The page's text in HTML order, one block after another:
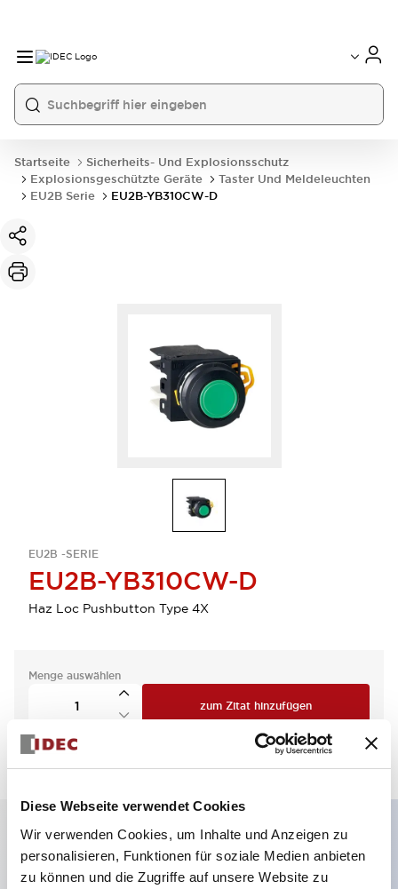
Diese Webseite verwendet Cookies
Wir verwenden Cookies, um Inhalte und Anzeigen zu
personalisieren, Funktionen für soziale Medien anbieten
zu können und die Zugriffe auf unsere Website zu
Startseite
Sicherheits- Und Explosionsschutz
Explosionsgeschützte Geräte
Taster Und Meldeleuchten
EU2B Serie
EU2B-YB310CW-D
EU2B -SERIE
EU2B-YB310CW-D
Haz Loc Pushbutton Type 4X
Menge auswählen
zum Zitat hinzufügen
Hauptmerkmale